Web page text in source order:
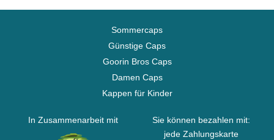
Sommercaps
Günstige Caps
Goorin Bros Caps
Damen Caps
Kappen für Kinder
In Zusammenarbeit mit
Sie können bezahlen mit:
jede Zahlungskarte